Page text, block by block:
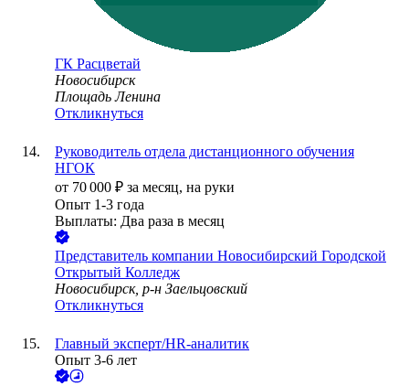
ГК Расцветай
Новосибирск
Площадь Ленина
Откликнуться
Руководитель отдела дистанционного обучения
НГОК
от 70 000 ₽ за месяц, на руки
Опыт 1-3 года
Выплаты: Два раза в месяц
Представитель компании Новосибирский Городской
Открытый Колледж
Новосибирск, р-н Заельцовский
Откликнуться
Главный эксперт/HR-аналитик
Опыт 3-6 лет